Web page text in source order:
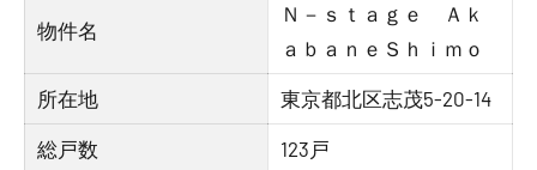
物件名
Ｎ－ｓｔａｇｅ Ａｋ
ａｂａｎｅＳｈｉｍｏ
所在地 東京都北区志茂5-20-14
総戸数 123戸